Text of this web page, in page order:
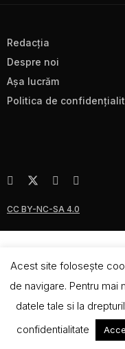
Redacţia
Despre noi
Aşa lucrăm
Politica de
CC BY-NC-SA 4.0
Acest site foloseşte
de navigare. Pentru mai
datele tale si la
confidentialitate